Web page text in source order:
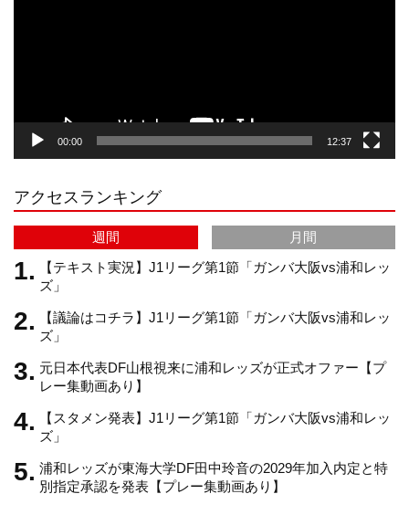
r
a
m
e
C
h
a
n
n
e
00:00 12:37
アクセスランキング
週間
月間
【テキスト実況】J1リーグ第1節「ガンバ大阪vs浦和レッ
ズ」
【議論はコチラ】J1リーグ第1節「ガンバ大阪vs浦和レッ
ズ」
元日本代表DF山根視来に浦和レッズが正式オファー【プ
レー集動画あり】
【スタメン発表】J1リーグ第1節「ガンバ大阪vs浦和レッ
ズ」
浦和レッズが東海大学DF田中玲音の2029年加入内定と特
別指定承認を発表【プレー集動画あり】